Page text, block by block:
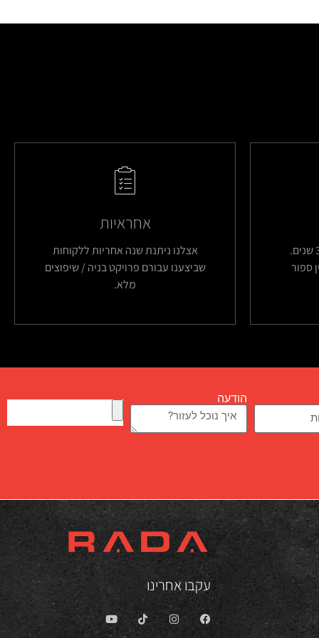
החברה שלנו קיימת מעל 35 שנים.
ספור
אחראיות
אצלנו ניתנת שנה אחריות ללקוחות
שביצענו עבורם פרויקט בניה / שיפוצים
מלא.
הודעה
עקבו אחרינו